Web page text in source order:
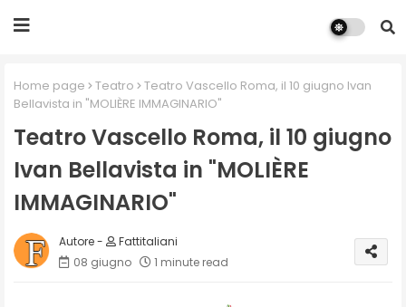
Home page Teatro
Teatro Vascello Roma, il 10 giugno Ivan
Bellavista in "MOLIÈRE IMMAGINARIO"
Teatro Vascello Roma, il 10 giugno
Ivan Bellavista in "MOLIÈRE
IMMAGINARIO"
Fattitaliani
08 giugno
1 minute read